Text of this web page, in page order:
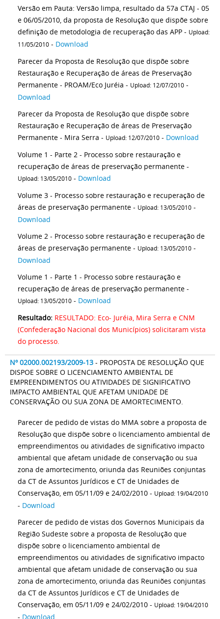
Versão em Pauta: Versão limpa, resultado da 57a CTAJ - 05
e 06/05/2010, da proposta de Resolução que dispõe sobre
definição de metodologia de recuperação das APP - Upload:
11/05/2010 - Download
Parecer da Proposta de Resolução que dispõe sobre
Restauração e Recuperação de áreas de Preservação
Permanente - PROAM/Eco Juréia - Upload: 12/07/2010 -
Download
Parecer da Proposta de Resolução que dispõe sobre
Restauração e Recuperação de áreas de Preservação
Permanente - Mira Serra - Upload: 12/07/2010 - Download
Volume 1 - Parte 2 - Processo sobre restauração e
recuperação de áreas de preservação permanente -
Upload: 13/05/2010 - Download
Volume 3 - Processo sobre restauração e recuperação de
áreas de preservação permanente - Upload: 13/05/2010 -
Download
Volume 2 - Processo sobre restauração e recuperação de
áreas de preservação permanente - Upload: 13/05/2010 -
Download
Volume 1 - Parte 1 - Processo sobre restauração e
recuperação de áreas de preservação permanente -
Upload: 13/05/2010 - Download
Resultado: RESULTADO: Eco- Juréia, Mira Serra e CNM
(Confederação Nacional dos Municípios) solicitaram vista
do processo.
Nº 02000.002193/2009-13 - PROPOSTA DE RESOLUÇÃO QUE
DISPOE SOBRE O LICENCIAMENTO AMBIENTAL DE
EMPREENDIMENTOS OU ATIVIDADES DE SIGNIFICATIVO
IMPACTO AMBIENTAL QUE AFETAM UNIDADE DE
CONSERVAÇÃO OU SUA ZONA DE AMORTECIMENTO.
Parecer de pedido de vistas do MMA sobre a proposta de
Resolução que dispõe sobre o licenciamento ambiental de
empreendimentos ou atividades de significativo impacto
ambiental que afetam unidade de conservação ou sua
zona de amortecimento, oriunda das Reuniões conjuntas
da CT de Assuntos Jurídicos e CT de Unidades de
Conservação, em 05/11/09 e 24/02/2010 - Upload: 19/04/2010
- Download
Parecer de pedido de vistas dos Governos Municipais da
Região Sudeste sobre a proposta de Resolução que
dispõe sobre o licenciamento ambiental de
empreendimentos ou atividades de significativo impacto
ambiental que afetam unidade de conservação ou sua
zona de amortecimento, oriunda das Reuniões conjuntas
da CT de Assuntos Jurídicos e CT de Unidades de
Conservação, em 05/11/09 e 24/02/2010 - Upload: 19/04/2010
- Download